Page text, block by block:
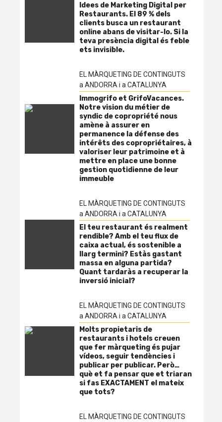
Idees de Marketing Digital per
Restaurants. El 89 % dels
clients busca un restaurant
online abans de visitar-lo. Si la
teva presència digital és feble
ets invisible.
EL MÀRQUETING DE CONTINGUTS
a ANDORRA i a CATALUNYA
Immogrifo et GrifoVacances.
Notre vision du métier de
syndic de copropriété nous
amène à assurer en
permanence la défense des
intérêts des copropriétaires, à
valoriser leur patrimoine et à
mettre en place une bonne
gestion quotidienne de leur
immeuble
EL MÀRQUETING DE CONTINGUTS
a ANDORRA i a CATALUNYA
El teu restaurant és realment
rendible? Amb el teu flux de
caixa actual, és sostenible a
llarg termini? Estàs gastant
massa en alguna partida?
Quant tardaràs a recuperar la
inversió inicial?
EL MÀRQUETING DE CONTINGUTS
a ANDORRA i a CATALUNYA
Molts propietaris de
restaurants i hotels creuen
que fer màrqueting és pujar
vídeos, seguir tendències i
publicar per publicar. Però…
què et fa pensar que et triaran
si fas EXACTAMENT el mateix
que tots?
EL MÀRQUETING DE CONTINGUTS